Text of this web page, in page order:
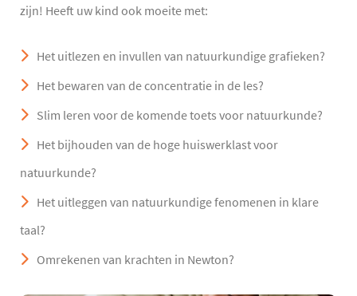
zijn! Heeft uw kind ook moeite met:
Het uitlezen en invullen van natuurkundige grafieken?
Het bewaren van de concentratie in de les?
Slim leren voor de komende toets voor natuurkunde?
Het bijhouden van de hoge huiswerklast voor
natuurkunde?
Het uitleggen van natuurkundige fenomenen in klare
taal?
Omrekenen van krachten in Newton?